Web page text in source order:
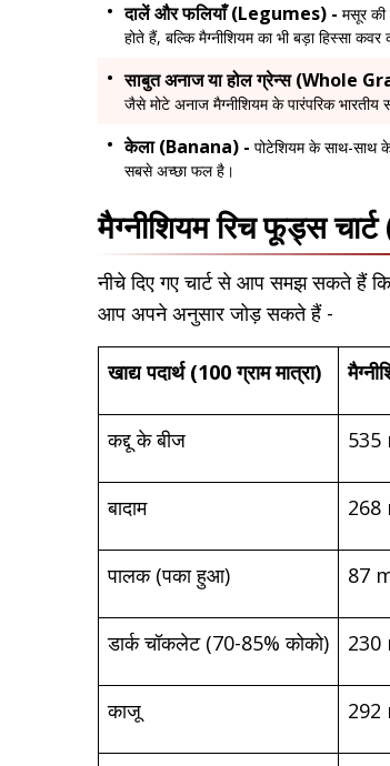
दालें और फलियाँ (Legumes) - मसूर की
होते हैं, बल्कि मैग्नीशियम का भी बड़ा हिस्सा
साबुत अनाज या होल ग्रेन्स (Whole
जैसे मोटे अनाज मैग्नीशियम के पारंपरिक भारतीय
केला (Banana) - पोटेशियम के साथ-साथ
सबसे अच्छा फल है।
मैग्नीशियम रिच फूड्स
नीचे दिए गए चार्ट से आप समझ सकते हैं कि
आप अपने अनुसार जोड़ सकते हैं -
खाद्य पदार्थ (100 ग्राम मात्रा)
कद्दू के बीज 535
बादाम 268
पालक (पका हुआ) 87
डार्क चॉकलेट (70-85% कोको) 230
काजू 292